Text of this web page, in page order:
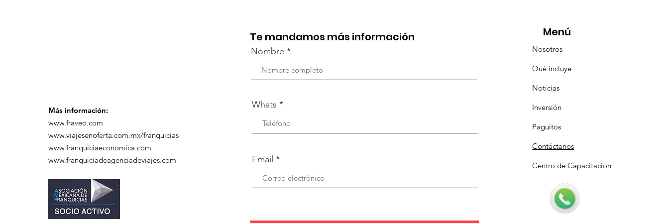
Más información:
www.fraveo.com
www.viajesenoferta.com.mx/franquicias
www.franquiciaeconomica.com
www.franquiciadeagenciadeviajes.com
Te mandamos más información
Nombre
Whats
Email
Menú
Nosotros
Qué incluye
Noticias
Inversión
Paguitos
Contáctanos
Centro de Capacitación